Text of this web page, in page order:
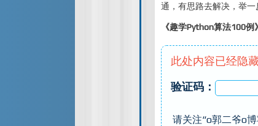
通，有思路去解决，举一
《趣学Python算法100例》
此处内容已经隐
验证码：
请关注“o郭二爷o